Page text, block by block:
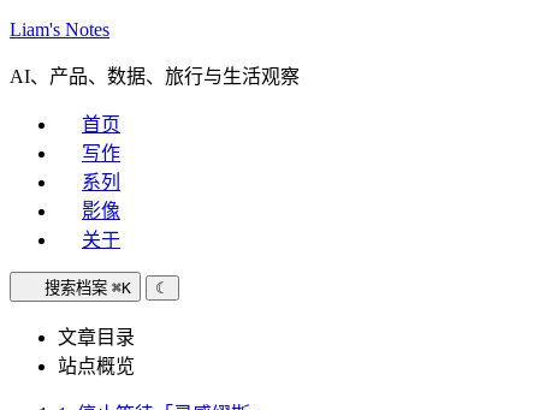
Liam's Notes
AI、产品、数据、旅行与生活观察
首页
写作
系列
影像
关于
搜索档案 ⌘K ☾
文章目录
站点概览